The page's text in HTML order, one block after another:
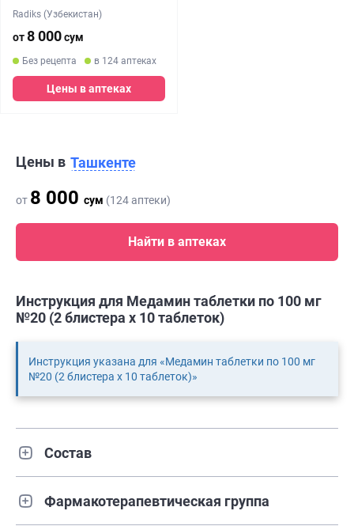
Radiks (Узбекистан)
от8 000сум
Без рецепта в 124 аптеках
Цены в аптеках
Цены в Ташкенте
от 8 000 сум (124 аптеки)
Найти в аптеках
Инструкция для Медамин таблетки по 100 мг
№20 (2 блистера х 10 таблеток)
Инструкция указана для «Медамин таблетки по 100 мг
№20 (2 блистера х 10 таблеток)»
Состав
Фармакотерапевтическая группа